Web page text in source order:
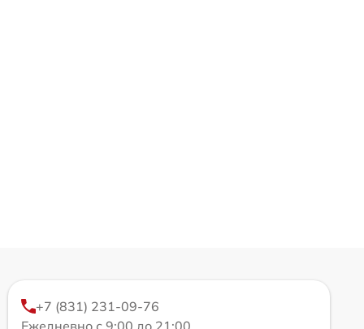
+7 (831) 231-09-76
Ежедневно с 9:00 до 21:00